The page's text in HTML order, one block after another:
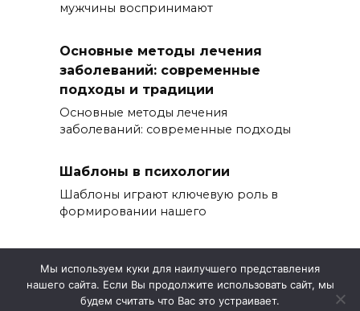
мужчины воспринимают
Основные методы лечения
заболеваний: современные
подходы и традиции
Основные методы лечения
заболеваний: современные подходы
Шаблоны в психологии
Шаблоны играют ключевую роль в
формировании нашего
© 2026 Эветветес
Мы используем куки для наилучшего представления
нашего сайта. Если Вы продолжите использовать сайт, мы
будем считать что Вас это устраивает.